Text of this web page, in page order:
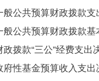
般公共预算财政拨款支
般公共预算财政拨款基
政拨款“三公”经费支出
府性基金预算收入支出